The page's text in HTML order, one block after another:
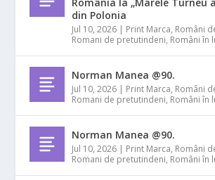
din Polonia
Jul 10, 2026 | Print Marca, Români
Romani de pretutindeni, Români în
Norman Manea @90.
Jul 10, 2026 | Print Marca, Români
Romani de pretutindeni, Români în
Norman Manea @90.
Jul 10, 2026 | Print Marca, Români
Romani de pretutindeni, Români în